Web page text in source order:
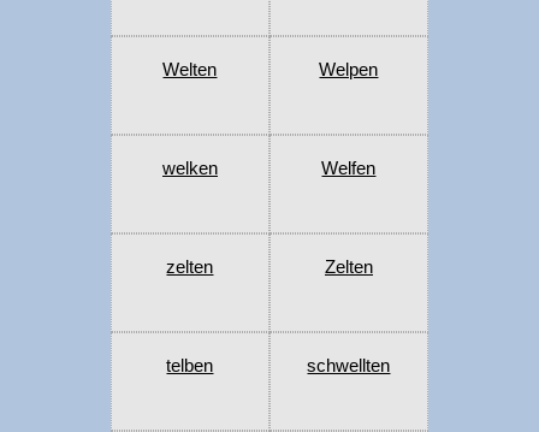
Welten Welpen
welken Welfen
zelten Zelten
telben schwellten